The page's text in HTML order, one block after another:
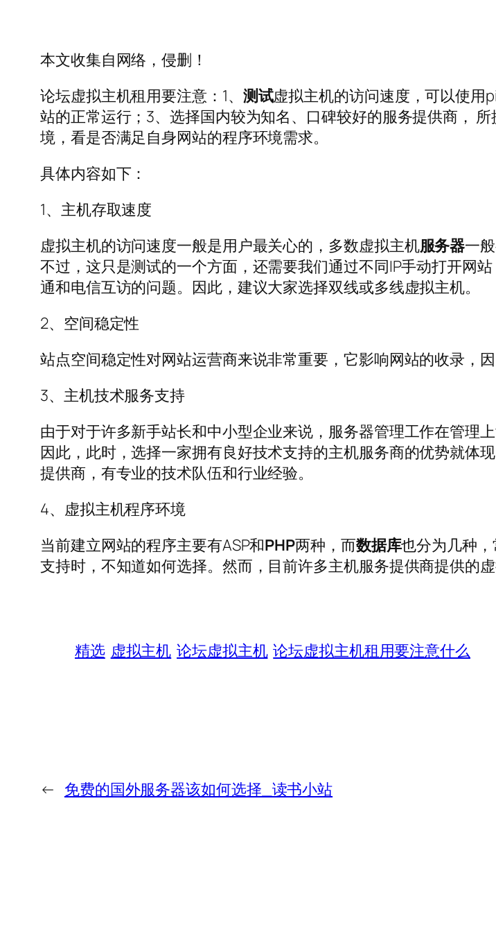
本文收集自网络，侵删！
论坛虚拟主机租用要注意：1、 测试虚拟主机的访问速度，可以使用
站的正常运行；3、选择国内较为知名、口碑较好的服务提供商，
境，看是否满足自身网站的程序环境需求。
具体内容如下：
1、主机存取速度
虚拟主机的访问速度一般是用户最关心的，多数虚拟主机服务器一
不过，这只是测试的一个方面，还需要我们通过不同IP手动打开网
通和电信互访的问题。因此，建议大家选择双线或多线虚拟主机。
2、空间稳定性
站点空间稳定性对网站运营商来说非常重要，它影响网站的收录，
3、主机技术服务支持
由于对于许多新手站长和中小型企业来说，服务器管理工作在管理
因此，此时，选择一家拥有良好技术支持的主机服务商的优势就体
提供商，有专业的技术队伍和行业经验。
4、虚拟主机程序环境
当前建立网站的程序主要有ASP和PHP两种，而数据库也分为几种
支持时，不知道如何选择。然而，目前许多主机服务提供商提供的
精选 虚拟主机 论坛虚拟主机 论坛虚拟主机租用要注意什么
← 免费的国外服务器该如何选择_读书小站